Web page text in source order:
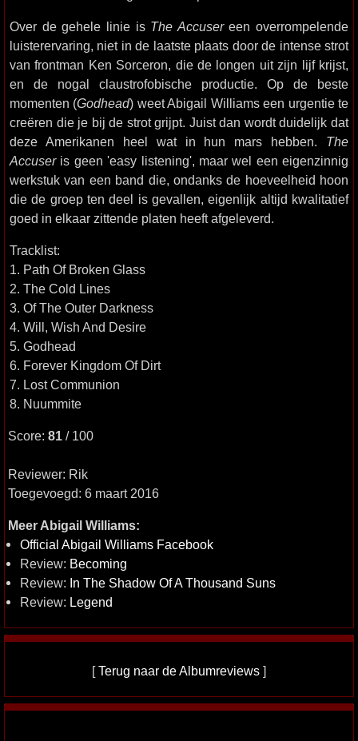
Over de gehele linie is The Accusereen overrompelende
luisterervaring, niet in de laatste plaats door de intense strot
van frontman Ken Sorceron, die de longen uit zijn lijf krijst,
en de nogal claustrofobische productie. Op de beste
momenten (Godhead) weet Abigail Williams een urgentie te
creëren die je bij de strot grijpt. Juist dan wordt duidelijk dat
deze Amerikanen heel wat in hun mars hebben. The
Accuseris geen 'easy listening', maar wel een eigenzinnig
werkstuk van een band die, ondanks de hoeveelheid hoon
die de groep ten deel is gevallen, eigenlijk altijd kwalitatief
goed in elkaar zittende platen heeft afgeleverd.
Tracklist:
1. Path Of Broken Glass
2. The Cold Lines
3. Of The Outer Darkness
4. Will, Wish And Desire
5. Godhead
6. Forever Kingdom Of Dirt
7. Lost Communion
8. Nuummite
Score: 81 / 100
Reviewer: Rik
Toegevoegd: 6 maart 2016
Meer Abigail Williams:
Official Abigail Williams Facebook
Review: Becoming
Review: In The Shadow Of A Thousand Suns
Review: Legend
[Terug naar de Albumreviews ]